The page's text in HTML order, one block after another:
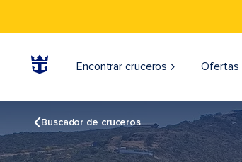
Encontrar cruceros Ofertas
Buscador de cruceros